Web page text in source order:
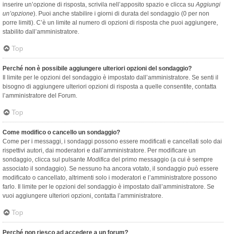
inserire un’opzione di risposta, scrivila nell’apposito spazio e clicca suAggiungi
un’opzione). Puoi anche stabilire i giorni di durata del sondaggio (0 per non
porre limiti). C’è un limite al numero di opzioni di risposta che puoi aggiungere,
stabilito dall’amministratore.
Top
Perché non è possibile aggiungere ulteriori opzioni del sondaggio?
Il limite per le opzioni del sondaggio è impostato dall’amministratore. Se senti il
bisogno di aggiungere ulteriori opzioni di risposta a quelle consentite, contatta
l’amministratore del Forum.
Top
Come modifico o cancello un sondaggio?
Come per i messaggi, i sondaggi possono essere modificati e cancellati solo dai
rispettivi autori, dai moderatori e dall’amministratore. Per modificare un
sondaggio, clicca sul pulsante Modifica del primo messaggio (a cui è sempre
associato il sondaggio). Se nessuno ha ancora votato, il sondaggio può essere
modificato o cancellato, altrimenti solo i moderatori e l’amministratore possono
farlo. Il limite per le opzioni del sondaggio è impostato dall’amministratore. Se
vuoi aggiungere ulteriori opzioni, contatta l’amministratore.
Top
Perché non riesco ad accedere a un forum?